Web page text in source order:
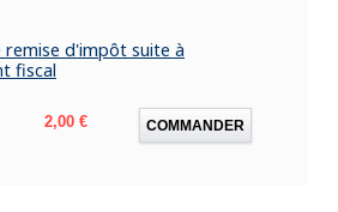
remise d'impôt suite à
fiscal
Prix
2,00 € COMMANDER